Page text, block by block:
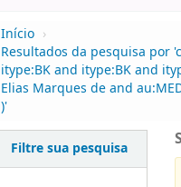
Início ›
Resultados da pesquisa por
itype:BK and itype:BK and
Elias Marques de and
)'
Filtre sua pesquisa